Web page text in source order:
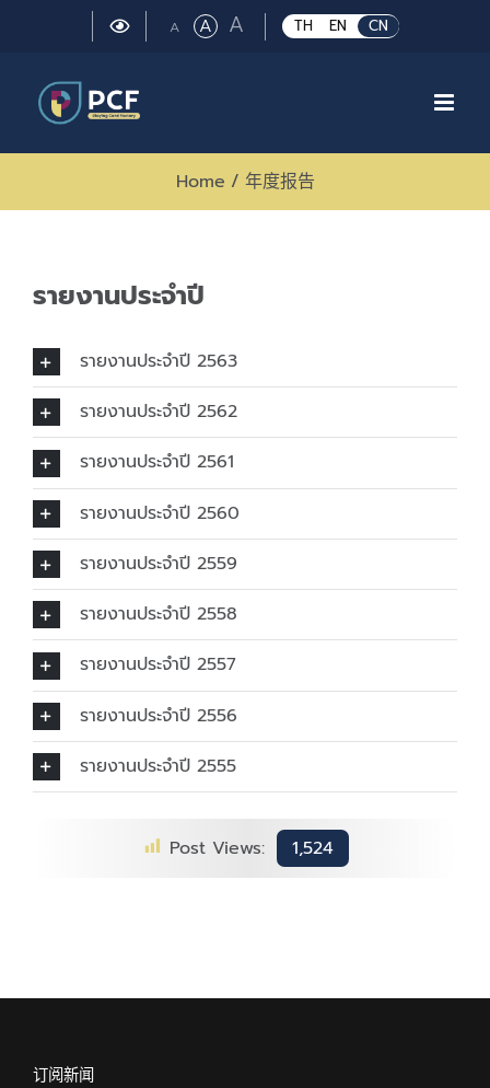
TH EN CN
A Small
ARegular
ALarge
font
Home / 年度报告
รายงานประจำปี
รายงานประจำปี 2563
รายงานประจำปี 2562
รายงานประจำปี 2561
รายงานประจำปี 2560
รายงานประจำปี 2559
รายงานประจำปี 2558
รายงานประจำปี 2557
รายงานประจำปี 2556
รายงานประจำปี 2555
Post Views: 1,524
订阅新闻